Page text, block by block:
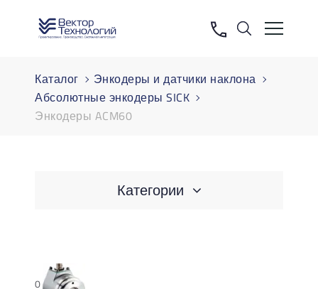
Каталог
Энкодеры и датчики наклона
Абсолютные энкодеры SICK
Энкодеры ACM60
Категории
0